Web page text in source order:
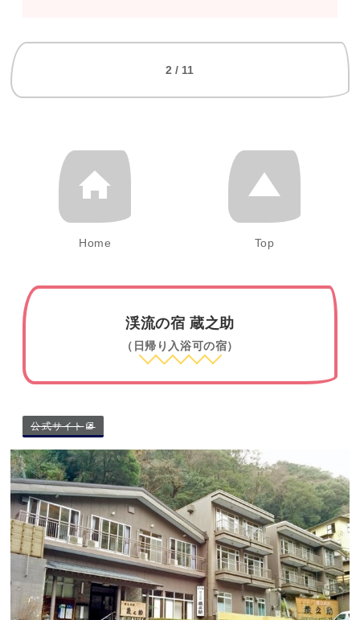
2 / 11
Home Top
渓流の宿 蔵之助
（日帰り入浴可の宿）
公式サイト